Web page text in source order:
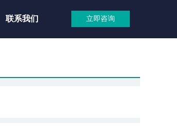
联系我们 立即咨询